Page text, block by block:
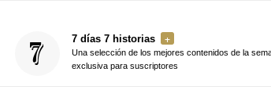
7 días 7 historias
Una selección de los mejores contenidos de la
exclusiva para suscriptores